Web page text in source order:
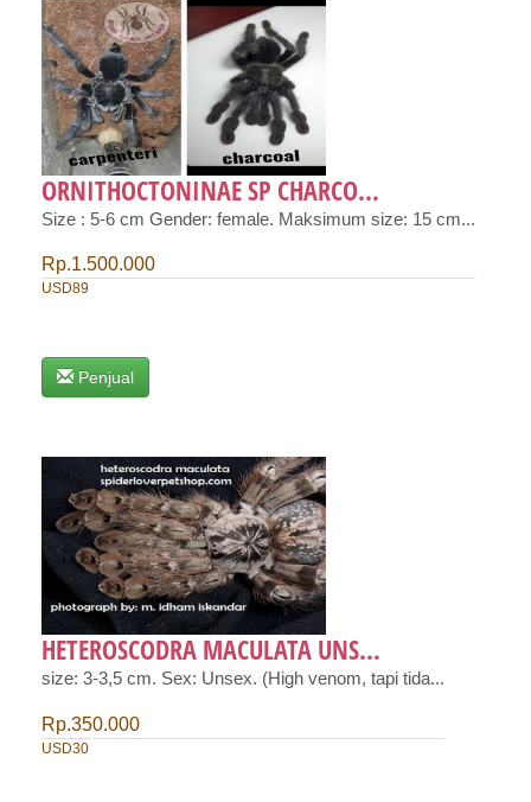
ORNITHOCTONINAE SP CHARCO...
Size : 5-6 cm Gender: female. Maksimum size: 15 cm...
Rp.1.500.000
USD89
Penjual
HETEROSCODRA MACULATA UNS...
size: 3-3,5 cm. Sex: Unsex. (High venom, tapi tida...
Rp.350.000
USD30